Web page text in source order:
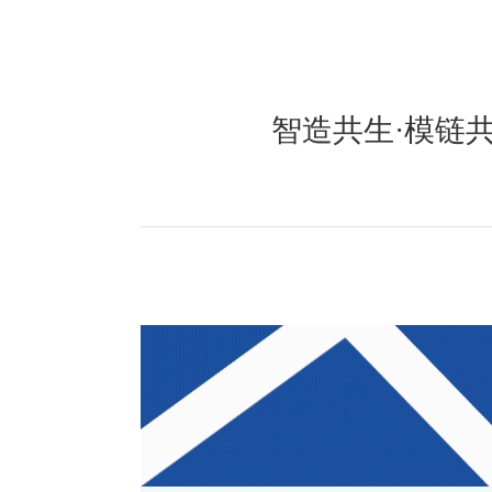
智造共生·模链